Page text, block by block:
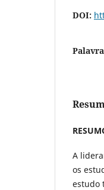
DOI:
A
os
estudo